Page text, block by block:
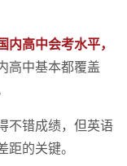
内高中会考水平，
高中基本都覆盖
不错成绩，但英语
的关键。